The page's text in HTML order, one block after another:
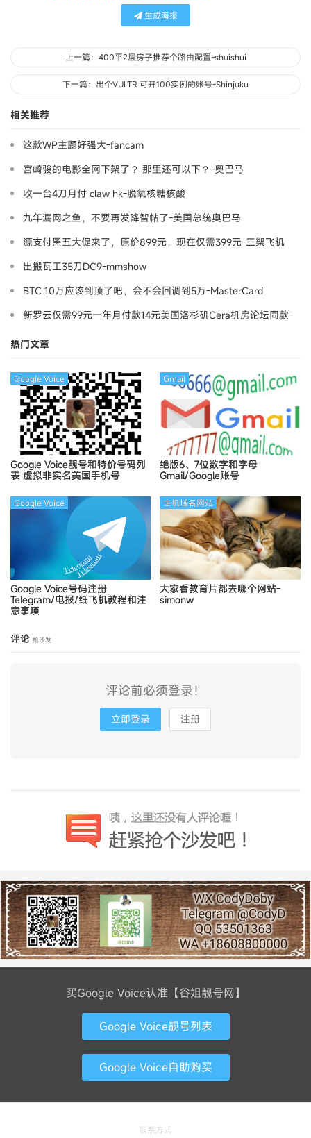
生成海报
上一篇：400平2层房子推荐个路由配置-shuishui
下一篇：出个VULTR 可开100实例的账号-Shinjuku
相关推荐
这款WP主题好强大-fancam
宫崎骏的电影全网下架了？ 那里还可以下？-奧巴马
收一台4刀月付 claw hk-脱氧核糖核酸
九年漏网之鱼，不要再发降智帖了-美国总统奥巴马
源支付黑五大促来了，原价899元，现在仅需399元-三架飞机
出搬瓦工35刀DC9-mmshow
BTC 10万应该到顶了吧，会不会回调到5万-MasterCard
新罗云仅需99元一年月付款14元美国洛杉矶Cera机房论坛同款-
热门文章
Google Voice靓号和特价号码列
表 虚拟非实名美国手机号
Google Voice
绝版6、7位数字和字母
Gmail/Google账号
Gmail
Google Voice号码注册
Telegram/电报/纸飞机教程和注
意事项
Google Voice
大家看教育片都去哪个网站-
simonw
主机域名网站
评论 抢沙发
评论前必须登录！
立即登录 注册
买Google Voice认准【谷姐靓号网】
Google Voice靓号列表
Google Voice自助购买
联系方式